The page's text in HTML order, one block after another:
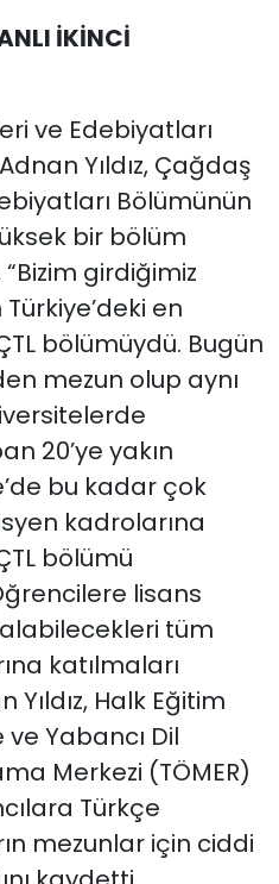
İKİNCİ
ve Edebiyatları
Yıldız, Çağdaş
Bölümünün
bir bölüm
girdiğimiz
en
bölümüydü. Bugün
mezun olup aynı
20’ye yakın
bu kadar çok
kadrolarına
bölümü
lisans
tüm
katılmaları
Halk Eğitim
Yabancı Dil
Merkezi (TÖMER)
Türkçe
mezunlar için ciddi